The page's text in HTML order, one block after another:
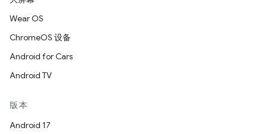
Wear OS
ChromeOS 设备
Android for Cars
Android TV
版本
Android 17